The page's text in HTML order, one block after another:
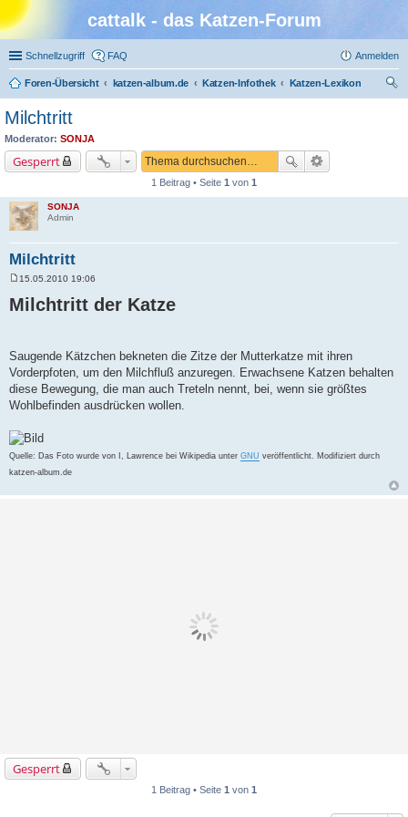
cattalk - das Katzen-Forum
Schnellzugriff FAQ Anmelden
Foren-Übersicht katzen-album.de Katzen-Infothek
Katzen-Lexikon
Milchtritt
Moderator: SONJA
Gesperrt
1 Beitrag • Seite 1 von 1
SONJA
Admin
Milchtritt
e
i
g
15.05.2010 19:06
Milchtritt der Katze
Saugende Kätzchen bekneten die Zitze der Mutterkatze mit ihren
Vorderpfoten, um den Milchfluß anzuregen. Erwachsene Katzen behalten
diese Bewegung, die man auch Treteln nennt, bei, wenn sie größtes
Wohlbefinden ausdrücken wollen.
Quelle: Das Foto wurde von I, Lawrence bei Wikipedia unter GNU veröffentlicht. Modifiziert durch
katzen-album.de
Gesperrt
1 Beitrag • Seite 1 von 1